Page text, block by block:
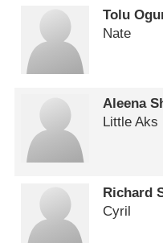
Tolu
Nate
Aleena
Little Aks
Richard
Cyril